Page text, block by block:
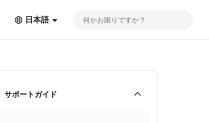
日本語
サポートガイド